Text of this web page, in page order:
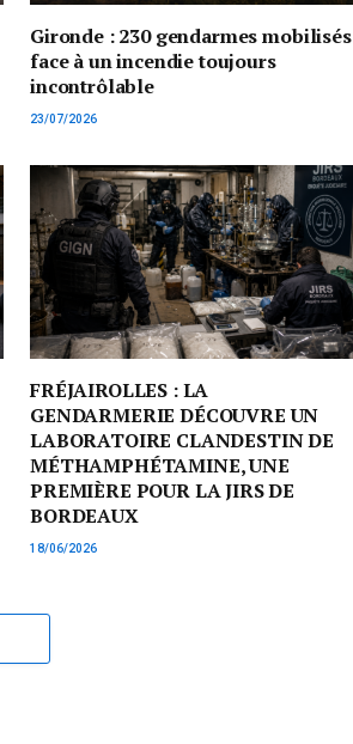
Gironde : 230 gendarmes mobilisés
face à un incendie toujours
incontrôlable
23/07/2026
FRÉJAIROLLES : LA
GENDARMERIE DÉCOUVRE UN
LABORATOIRE CLANDESTIN DE
MÉTHAMPHÉTAMINE, UNE
PREMIÈRE POUR LA JIRS DE
BORDEAUX
18/06/2026